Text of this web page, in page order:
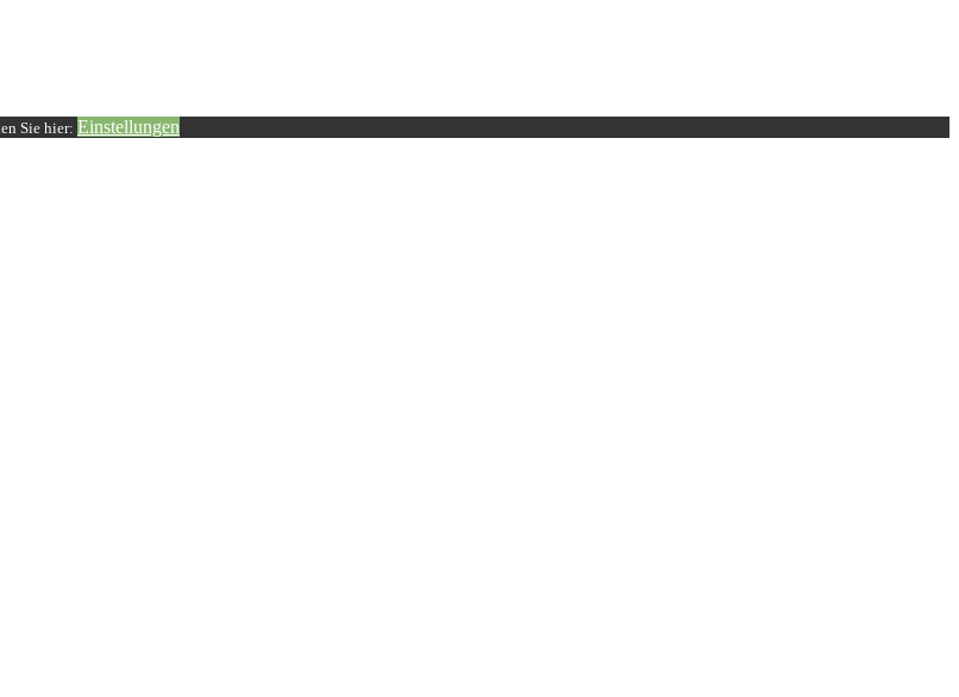
Sie hier: Einstellungen